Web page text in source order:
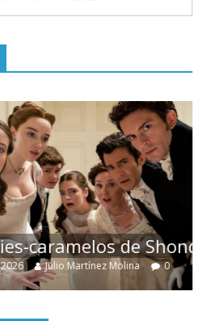
de Shondaland
Molina 0